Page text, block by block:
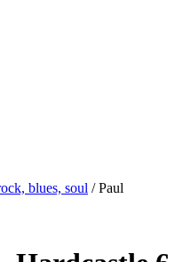
blues, soul / Paul